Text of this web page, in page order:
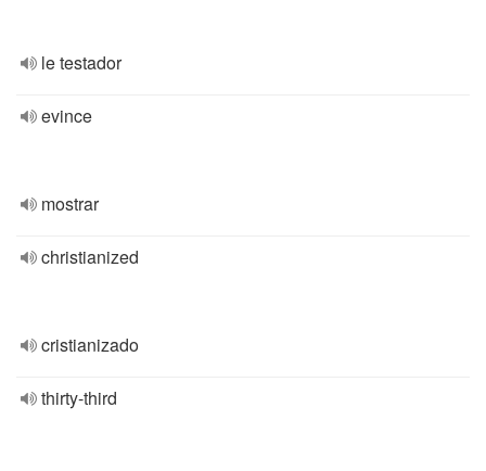
le testador
evince
mostrar
christianized
cristianizado
thirty-third